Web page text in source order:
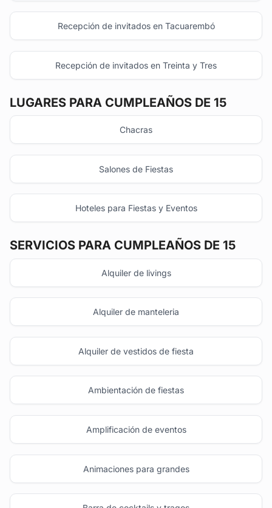
Recepción de invitados en Tacuarembó
Recepción de invitados en Treinta y Tres
LUGARES PARA CUMPLEAÑOS DE 15
Chacras
Salones de Fiestas
Hoteles para Fiestas y Eventos
SERVICIOS PARA CUMPLEAÑOS DE 15
Alquiler de livings
Alquiler de manteleria
Alquiler de vestidos de fiesta
Ambientación de fiestas
Amplificación de eventos
Animaciones para grandes